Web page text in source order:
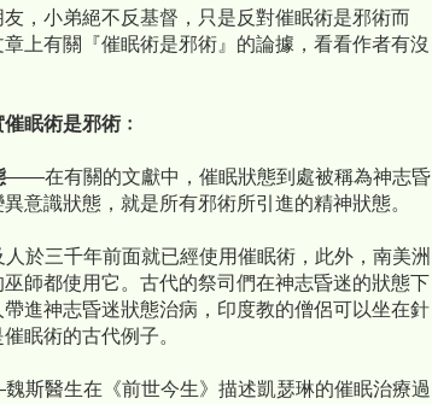
，小弟絕不反基督，只是反對催眠術是邪術而
上有關『催眠術是邪術』的論據，看看作者有沒
眠術是邪術﹕
——在有關的文獻中，催眠狀態到處被稱為神志昏
意識狀態，就是所有邪術所引進的精神狀態。
於三千年前面就已經使用催眠術，此外，南美洲
師都使用它。古代的祭司們在神志昏迷的狀態下
帶進神志昏迷狀態治病，印度教的僧侶可以坐在針
眠術的古代例子。
斯醫生在《前世今生》描述凱瑟琳的催眠治療過